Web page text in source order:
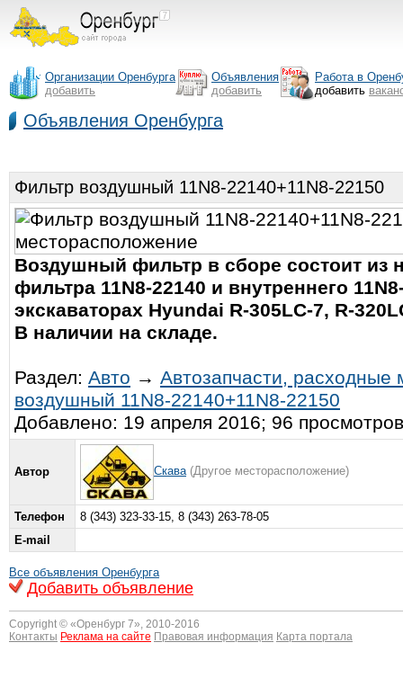
Организации Оренбурга
добавить
Объявления
добавить
Работа в
добавить
Объявления Оренбурга
Фильтр воздушный 11N8-22140+11N8-22150
Воздушный фильтр в сборе состоит из
фильтра 11N8-22140 и внутреннего
экскаваторах Hyundai R-305LC-7, R-
В наличии на складе.
Раздел: Авто → Автозапчасти, расходные
воздушный 11N8-22140+11N8-22150
Добавлено: 19 апреля 2016; 96 просмотров
Автор Скава (Другое месторасположение)
Телефон
8 (343) 323-33-15, 8 (343) 263-78-05
E-mail
Все объявления Оренбурга
Добавить объявление
Copyright © «Оренбург 7», 2010-2016
Контакты Реклама на сайте Правовая информация Карта портала